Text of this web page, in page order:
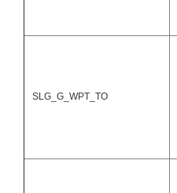
SLG_G_WPT_TO